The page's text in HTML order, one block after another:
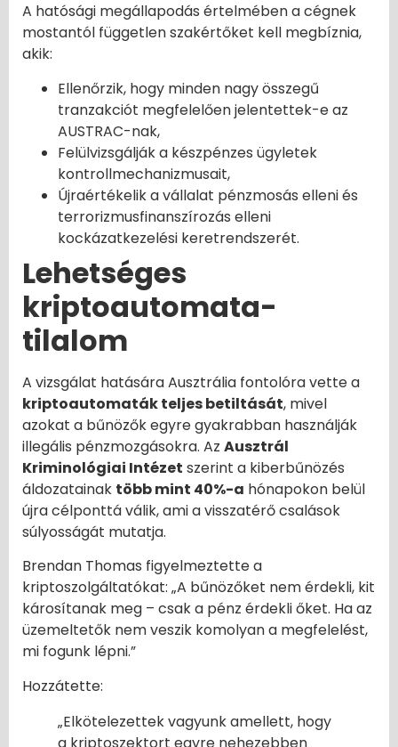
A hatósági megállapodás értelmében a cégnek
mostantól független szakértőket kell megbíznia,
akik:
Ellenőrzik, hogy minden nagy összegű
tranzakciót megfelelően jelentettek-e az
AUSTRAC-nak,
Felülvizsgálják a készpénzes ügyletek
kontrollmechanizmusait,
Újraértékelik a vállalat pénzmosás elleni és
terrorizmusfinanszírozás elleni
kockázatkezelési keretrendszerét.
Lehetséges
kriptoautomata-
tilalom
A vizsgálat hatására Ausztrália fontolóra vette a
kriptoautomaták teljes betiltását, mivel
azokat a bűnözők egyre gyakrabban használják
illegális pénzmozgásokra. Az Ausztrál
Kriminológiai Intézet szerint a kiberbűnözés
áldozatainak több mint 40%-a hónapokon belül
újra célponttá válik, ami a visszatérő csalások
súlyosságát mutatja.
Brendan Thomas figyelmeztette a
kriptoszolgáltatókat: „A bűnözőket nem érdekli, kit
károsítanak meg – csak a pénz érdekli őket. Ha az
üzemeltetők nem veszik komolyan a megfelelést,
mi fogunk lépni.”
Hozzátette:
„Elkötelezettek vagyunk amellett, hogy
a kriptoszektort egyre nehezebben